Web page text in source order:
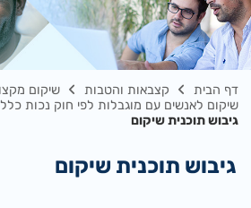
דף הבית קצבאות והטבות
שיקום מקצועי
שיקום לאנשים עם מוגבלות לפי חוק נכות כללית
גיבוש תוכנית שיקום
גיבוש תוכנית שיקום